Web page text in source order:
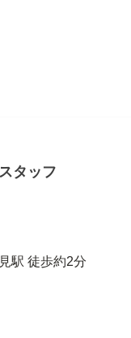
タッフ
駅 徒歩約2分